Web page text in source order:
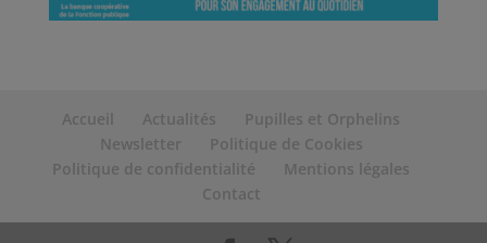
Accueil Actualités
Pupilles et Orphelins
Newsletter
Politique de Cookies
Politique de confidentialité
Mentions légales
Contact